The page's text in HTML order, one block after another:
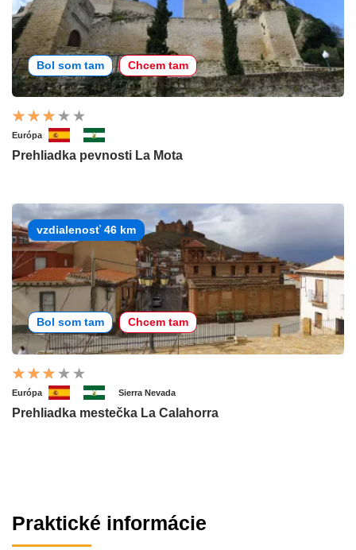
Bol som tam Chcem tam
Európa
Prehliadka pevnosti La Mota
vzdialenosť 46 km
Bol som tam Chcem tam
Európa Sierra Nevada
Prehliadka mestečka La Calahorra
Praktické informácie